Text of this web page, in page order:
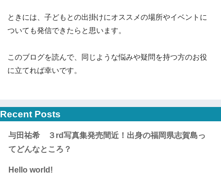
ときには、子どもとの出掛けにオススメの場所やイベントに
ついても発信できたらと思います。
このブログを読んで、同じような悩みや疑問を持つ方のお役
に立てれば幸いです。
Recent Posts
与田祐希 ３rd写真集発売間近！出身の福岡県志賀島っ
てどんなところ？
Hello world!